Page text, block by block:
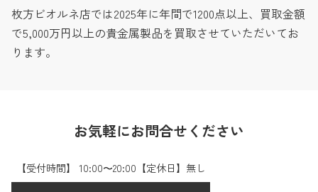
枚方ビオルネ店では2025年に年間で1200点以上、買取金額
で5,000万円以上の貴金属製品を買取させていただいてお
ります。
お気軽にお問合せください
【受付時間】 10:00〜20:00【定休日】無し